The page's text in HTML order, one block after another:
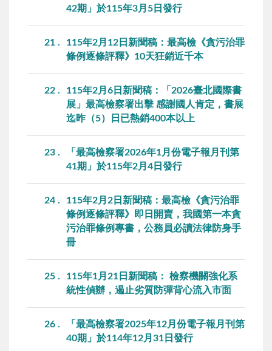
42期」於115年3月5日發行
21
115年2月12日新聞稿：最高檢《貪污治罪
條例逐條評釋》10天狂銷近千本
22
115年2月6日新聞稿：「2026臺北國際書
展」最高檢察署出擊 感謝國人肯定，書展
迄昨（5）日已熱銷400本以上
23
「最高檢察署2026年1月份電子報月刊第
41期」於115年2月4日發行
24
115年2月2日新聞稿：最高檢《貪污治罪
條例逐條評釋》即日開賣，我國第一本貪
污治罪條例專書，公務員必讀法律防身手
冊
25
115年1月21日新聞稿： 檢察機關強化系
統性偵辦，遏止劣質防彈背心流入市面
26
「最高檢察署2025年12月份電子報月刊第
40期」於114年12月31日發行